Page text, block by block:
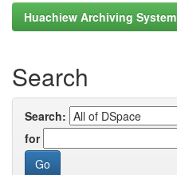
Huachiew Archiving System
Search
Search:
for